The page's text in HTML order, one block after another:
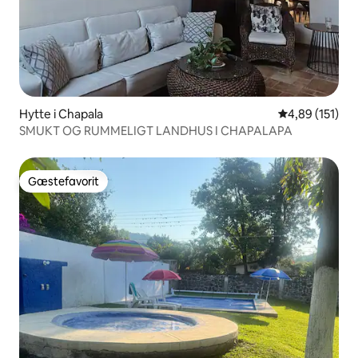
Hytte i Chapala 4,89 ud af 5 i
4,89 (151)
SMUKT OG RUMMELIGT LANDHUS I CHAPALAPA
Gæstefavorit
Gæstefavorit